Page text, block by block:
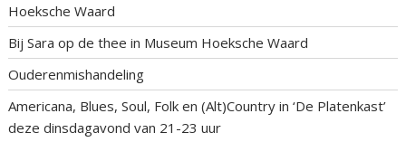
Hoeksche Waard
Bij Sara op de thee in Museum Hoeksche Waard
Ouderenmishandeling
Americana, Blues, Soul, Folk en (Alt)Country in ‘De Platenkast’
deze dinsdagavond van 21-23 uur